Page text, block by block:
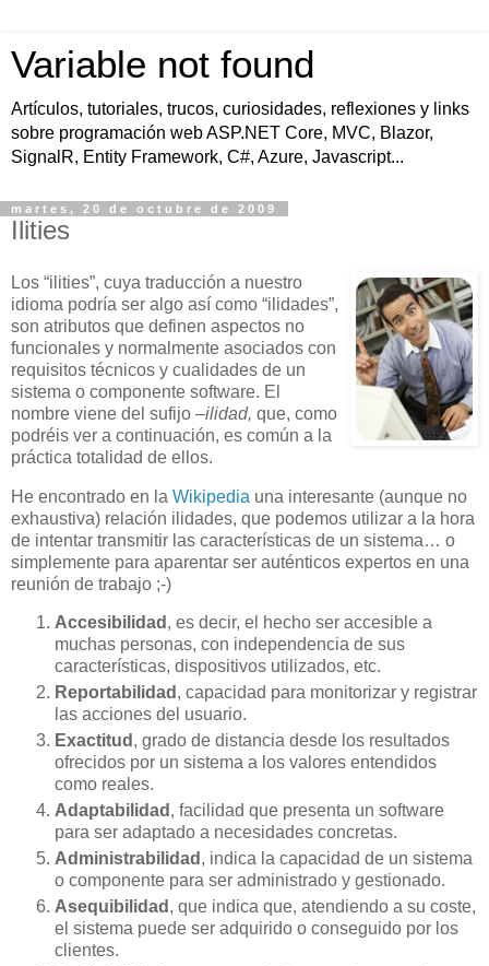
Variable not found
Artículos, tutoriales, trucos, curiosidades, reflexiones y links
sobre programación web ASP.NET Core, MVC, Blazor,
SignalR, Entity Framework, C#, Azure, Javascript...
martes, 20 de octubre de 2009
Ilities
Los “ilities”, cuya traducción a nuestro
idioma podría ser algo así como “ilidades”,
son atributos que definen aspectos no
funcionales y normalmente asociados con
requisitos técnicos y cualidades de un
sistema o componente software. El
nombre viene del sufijo –ilidad, que, como
podréis ver a continuación, es común a la
práctica totalidad de ellos.
He encontrado en la Wikipedia una interesante (aunque no
exhaustiva) relación ilidades, que podemos utilizar a la hora
de intentar transmitir las características de un sistema… o
simplemente para aparentar ser auténticos expertos en una
reunión de trabajo ;-)
Accesibilidad , es decir, el hecho ser accesible a
muchas personas, con independencia de sus
características, dispositivos utilizados, etc.
Reportabilidad , capacidad para monitorizar y registrar
las acciones del usuario.
Exactitud , grado de distancia desde los resultados
ofrecidos por un sistema a los valores entendidos
como reales.
Adaptabilidad , facilidad que presenta un software
para ser adaptado a necesidades concretas.
Administrabilidad , indica la capacidad de un sistema
o componente para ser administrado y gestionado.
Asequibilidad , que indica que, atendiendo a su coste,
el sistema puede ser adquirido o conseguido por los
clientes.